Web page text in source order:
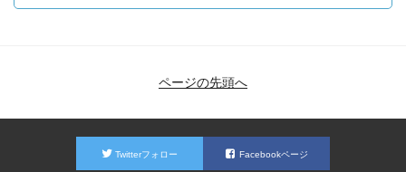
ページの先頭へ
Twitterフォロー Facebookページ